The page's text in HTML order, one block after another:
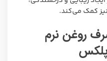
کمک می‌کند.
روغن نرم